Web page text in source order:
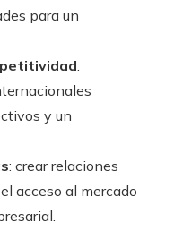
para un
:
y un
: crear relaciones
acceso al mercado